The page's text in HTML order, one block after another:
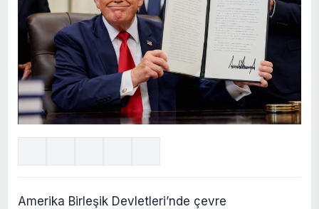
Amerika Birleşik Devletleri’nde çevre